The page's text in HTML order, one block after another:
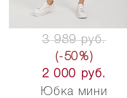
3 989 руб.
(-50%)
2 000 руб.
Юбка мини